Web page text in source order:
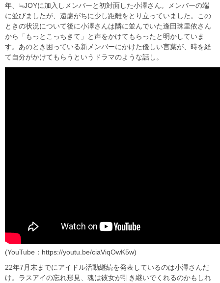
年、≒JOYに加入しメンバーと初対面した小澤さん。メンバーの端
に並びましたが、遠慮がちに少し距離をとり立っていました。この
ときの状況について後に小澤さんは隣に並んでいた逢田珠里依さん
から「もっとこっちきて」と声をかけてもらったと明かしていま
す。あのとき困っている新メンバーにかけた優しい言葉が、時を経
て自分がかけてもらうというドラマのような話し。
(YouTube：https://youtu.be/ciaViqOwK5w)
22年7月末までにアイドル活動継続を発表しているのは小澤さんだ
け。ラスアイの忘れ形見、魂は彼女が引き継いでくれるのかもしれ